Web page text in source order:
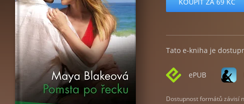
Tato e-kniha je
ePUB
Dostupnost formátů závisí